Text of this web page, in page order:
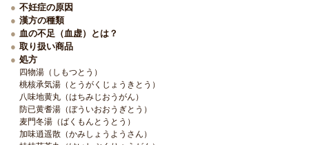
不妊症の原因
漢方の種類
血の不足（血虚）とは？
取り扱い商品
処方
四物湯（しもつとう）
桃核承気湯（とうがくじょうきとう）
八味地黄丸（はちみじおうがん）
防已黄耆湯（ぼういおおうぎとう）
麦門冬湯（ばくもんとうとう）
加味逍遥散（かみしょうようさん）